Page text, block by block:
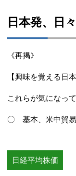
日本発、日
《再掲》
【興味を覚える日
これらが気になっ
〇 基本、米中貿
日経平均株価